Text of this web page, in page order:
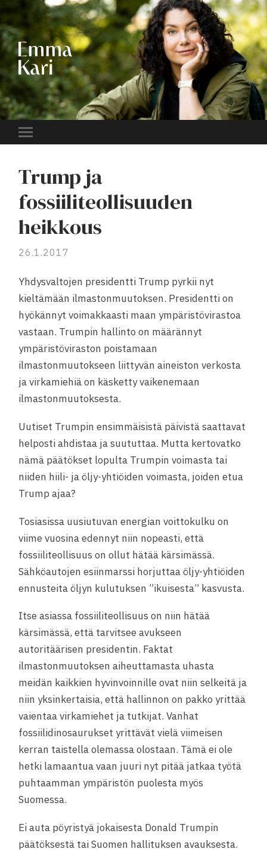
EMMA
KARI
Toggle
Trump ja
fossiiliteollisuuden
heikkous
26.1.2017
Yhdysvaltojen presidentti Trump pyrkii nyt
kieltämään ilmastonmuutoksen. Presidentti on
hyökännyt voimakkaasti maan ympäristövirastoa
vastaan. Trumpin hallinto on määrännyt
ympäristöviraston poistamaan
ilmastonmuutokseen liittyvän aineiston verkosta
ja virkamiehiä on käsketty vaikenemaan
ilmastonmuutoksesta.
Uutiset Trumpin ensimmäisistä päivistä saattavat
helposti ahdistaa ja suututtaa. Mutta kertovatko
nämä päätökset lopulta Trumpin voimasta tai
niiden hiili- ja öljy-yhtiöiden voimasta, joiden etua
Trump ajaa?
Tosiasissa uusiutuvan energian voittokulku on
viime vuosina edennyt niin nopeasti, että
fossiiliteollisuus on ollut hätää kärsimässä.
Sähköautojen esiinmarssi horjuttaa öljy-yhtiöiden
ennusteita öljyn kulutuksen ”ikuisesta” kasvusta.
Itse asiassa fossiiliteollisuus on niin hätää
kärsimässä, että tarvitsee avukseen
autoritäärisen presidentin. Faktat
ilmastonmuutoksen aiheuttamasta uhasta
meidän kaikkien hyvinvoinnille ovat niin selkeitä ja
niin yksinkertaisia, että hallinnon on pakko yrittää
vaientaa virkamiehet ja tutkijat. Vanhat
fossiilidinosaurukset yrittävät vielä viimeisen
kerran taistella olemassa olostaan. Tämä ei ole
hetki lamaantua vaan juuri nyt pitää jatkaa työtä
puhtaamman ympäristön puolesta myös
Suomessa.
Ei auta pöyristyä jokaisesta Donald Trumpin
päätöksestä tai Suomen hallituksen avauksesta.